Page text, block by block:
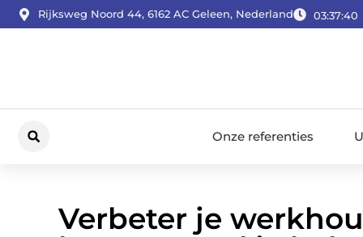
Rijksweg Noord 44, 6162 AC Geleen, Nederland 03:37:41
Onze referenties
Verbeter je